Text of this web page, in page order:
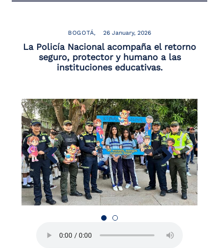
BOGOTÁ 26 January, 2026
La Policía Nacional acompaña el retorno
seguro, protector y humano a las
instituciones educativas.